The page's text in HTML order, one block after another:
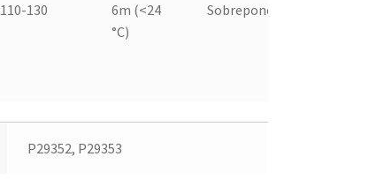
110-130
6m (<24
°C)
Sobreponer
P29352, P29353